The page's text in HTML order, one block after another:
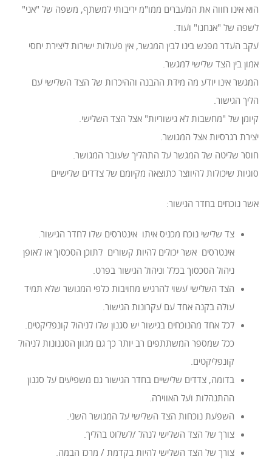
הוא אינו חווה את המעברים ממו"מ יריבותי למשתף, משפה של "אני"
לשפה של "אנחנו" ועוד.
עקב העדר מפגש בינו לבין המגשר, אין פעולות ישירות ליצירת יחסי
אמון בין הצד שלישי למגשר.
המגשר אינו יודע מה מידת ההבנה וההיכרות של הצד השלישי עם
הליך הגישור.
קיומן של "מחשבות לא גישוריות" אצל הצד השלישי.
יצירת רגרסיות אצל המגושר.
חוסר שליטה של המגשר על התהליך שעובר המגושר.
סוגיות שיכולות להיווצר כתוצאה מקיומם של צדדים שלישיים
אשר נוכחים בחדר הגישור:
צד שלישי נוכח מכניס איתו אינטרסים שלו לחדר הגישור.
אינטרסים אשר יכולים להיות קשורים לתוכן הסכסוך או לאופן
ניהול הסכסוך בכלל וניהול הגישור בפרט.
הצד השלישי עשוי להרגיש מחויבות כלפי המגושר שלא תמיד
עולה בקנה אחד עם עקרונות הגישור.
לכל אחד מהנוכחים בגישור יש סגנון שלו לניהול קונפליקטים.
ככל שמספר המשתתפים רב יותר כך גם מגוון הסגנונות לניהול
קונפליקטים.
בדומה, צדדים שלישיים בחדר הגישור גם משפיעים על סגנון
ההתנהלות ועל האווירה.
השפעת נוכחות הצד השלישי על המגושר השני.
צורך של הצד השלישי לנהל /לשלוט בהליך.
צורך של הצד השלישי להיות בקדמת / מרכז הבמה.